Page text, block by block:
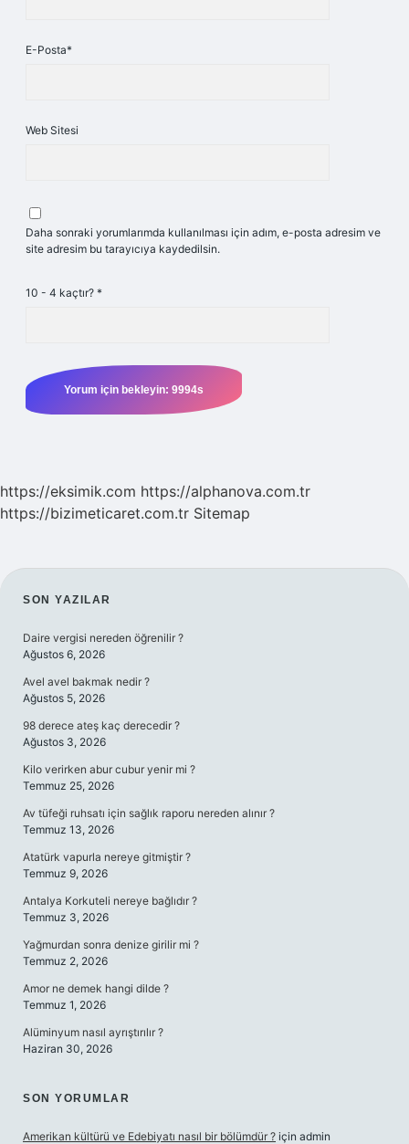
E-Posta*
Web Sitesi
Daha sonraki yorumlarımda kullanılması için adım, e-posta adresim ve
site adresim bu tarayıcıya kaydedilsin.
10 - 4 kaçtır? *
https://eksimik.com https://alphanova.com.tr
https://bizimeticaret.com.tr Sitemap
SIDEBAR
SON YAZILAR
Daire vergisi nereden öğrenilir ?
Ağustos 6, 2026
Avel avel bakmak nedir ?
Ağustos 5, 2026
98 derece ateş kaç derecedir ?
Ağustos 3, 2026
Kilo verirken abur cubur yenir mi ?
Temmuz 25, 2026
Av tüfeği ruhsatı için sağlık raporu nereden alınır ?
Temmuz 13, 2026
Atatürk vapurla nereye gitmiştir ?
Temmuz 9, 2026
Antalya Korkuteli nereye bağlıdır ?
Temmuz 3, 2026
Yağmurdan sonra denize girilir mi ?
Temmuz 2, 2026
Amor ne demek hangi dilde ?
Temmuz 1, 2026
Alüminyum nasıl ayrıştırılır ?
Haziran 30, 2026
SON YORUMLAR
Amerikan kültürü ve Edebiyatı nasıl bir bölümdür ? için admin